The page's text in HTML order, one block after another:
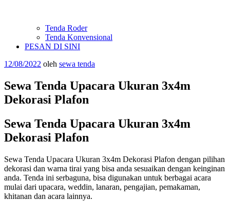
Tenda Roder
Tenda Konvensional
PESAN DI SINI
Diposkan
12/08/2022 oleh sewa tenda
Sewa Tenda Upacara Ukuran 3x4m
Dekorasi Plafon
Sewa Tenda Upacara Ukuran 3x4m
Dekorasi Plafon
Sewa Tenda Upacara Ukuran 3x4m Dekorasi Plafon dengan pilihan
dekorasi dan warna tirai yang bisa anda sesuaikan dengan keinginan
anda. Tenda ini serbaguna, bisa digunakan untuk berbagai acara
mulai dari upacara, weddin, lanaran, pengajian, pemakaman,
khitanan dan acara lainnya.